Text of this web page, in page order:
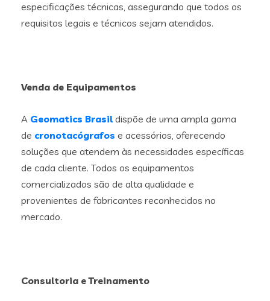
especificações técnicas, assegurando que todos os
requisitos legais e técnicos sejam atendidos.
Venda de Equipamentos
A Geomatics Brasil dispõe de uma ampla gama
de cronotacógrafos e acessórios, oferecendo
soluções que atendem às necessidades específicas
de cada cliente. Todos os equipamentos
comercializados são de alta qualidade e
provenientes de fabricantes reconhecidos no
mercado.
Consultoria e Treinamento